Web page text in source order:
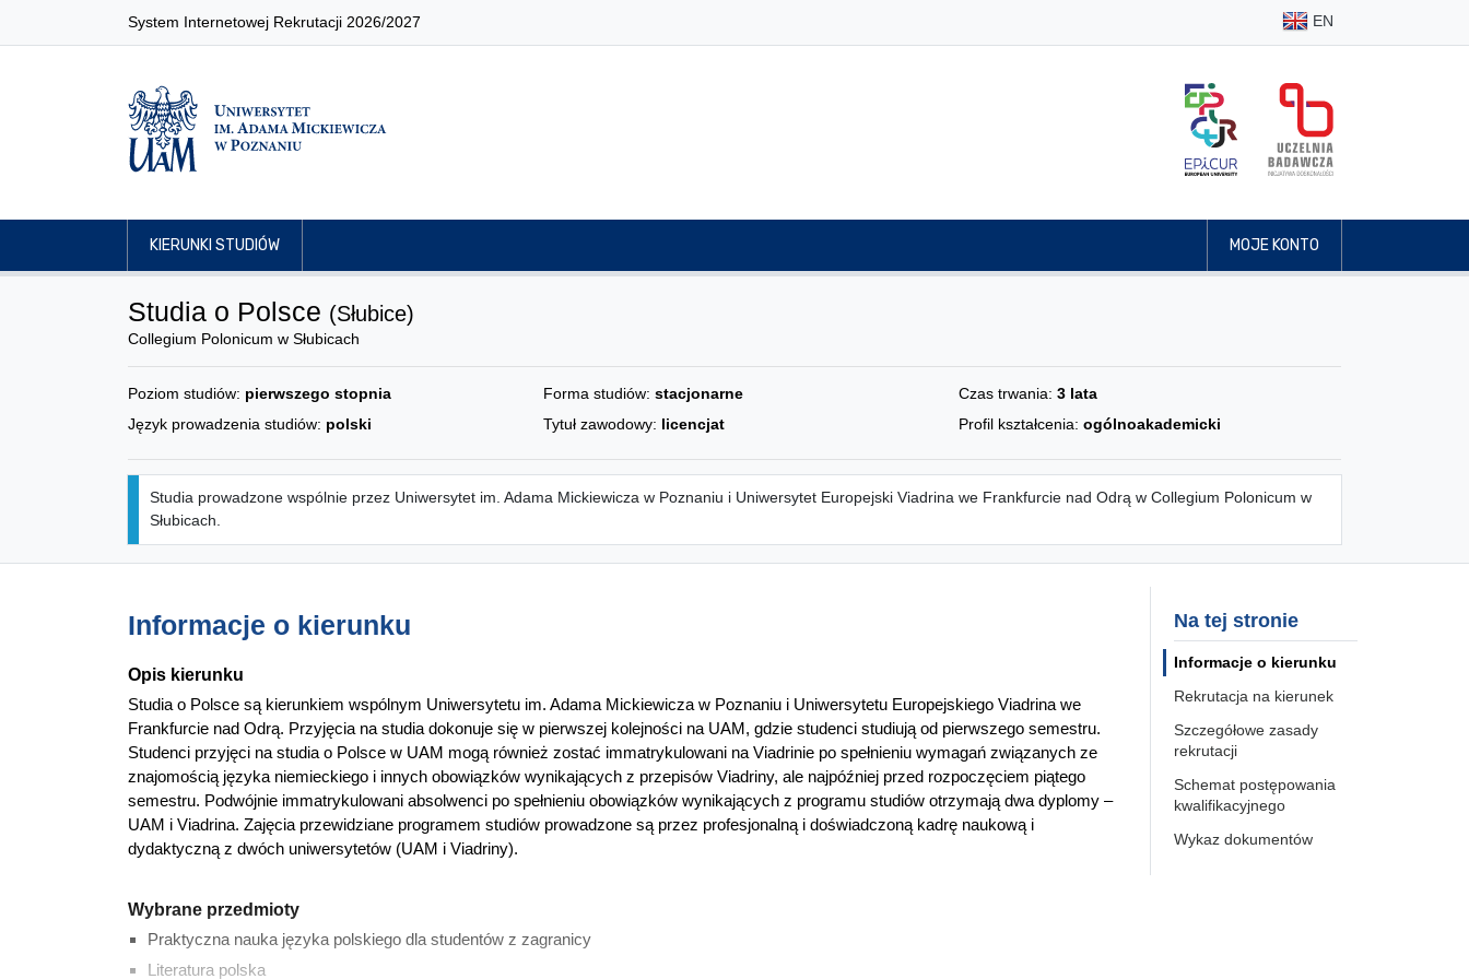
System Internetowej Rekrutacji 2026/2027 EN
KIERUNKI STUDIÓW MOJE KONTO
Studia o Polsce (Słubice)
Collegium Polonicum w Słubicach
Poziom studiów: pierwszego stopnia Forma studiów: stacjonarne Czas trwania: 3 lata
Język prowadzenia studiów: polski Tytuł zawodowy: licencjat Profil kształcenia: ogólnoakademicki
Studia prowadzone wspólnie przez Uniwersytet im. Adama Mickiewicza w Poznaniu i Uniwersytet Europejski Viadrina we Frankfurcie nad Odrą w Collegium Polonicum w
Słubicach.
Informacje o kierunku
Opis kierunku
Studia o Polsce są kierunkiem wspólnym Uniwersytetu im. Adama Mickiewicza w Poznaniu i Uniwersytetu Europejskiego Viadrina we
Frankfurcie nad Odrą. Przyjęcia na studia dokonuje się w pierwszej kolejności na UAM, gdzie studenci studiują od pierwszego semestru.
Studenci przyjęci na studia o Polsce w UAM mogą również zostać immatrykulowani na Viadrinie po spełnieniu wymagań związanych ze
znajomością języka niemieckiego i innych obowiązków wynikających z przepisów Viadriny, ale najpóźniej przed rozpoczęciem piątego
semestru. Podwójnie immatrykulowani absolwenci po spełnieniu obowiązków wynikających z programu studiów otrzymają dwa dyplomy –
UAM i Viadrina. Zajęcia przewidziane programem studiów prowadzone są przez profesjonalną i doświadczoną kadrę naukową i
dydaktyczną z dwóch uniwersytetów (UAM i Viadriny).
Wybrane przedmioty
Praktyczna nauka języka polskiego dla studentów z zagranicy
Literatura polska
Na tej stronie
Informacje o kierunku
Rekrutacja na kierunek
Szczegółowe zasady
rekrutacji
Schemat postępowania
kwalifikacyjnego
Wykaz dokumentów